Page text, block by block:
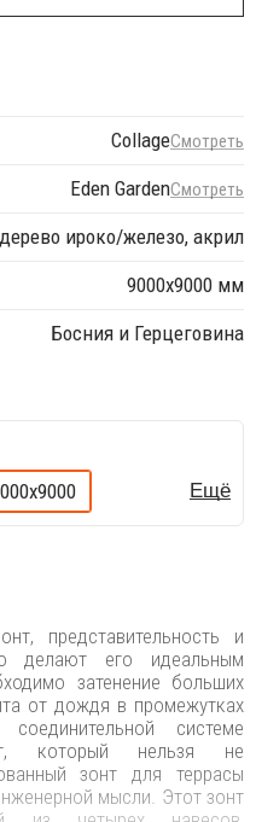
CollageСмотреть
Eden GardenСмотреть
дерево ироко/железо, акрил
9000х9000 мм
Босния и Герцеговина
Ещё
представительность и
делают его идеальным
затенение больших
от дождя в промежутках
системе
который нельзя не
зонт для террасы
мысли. Этот зонт